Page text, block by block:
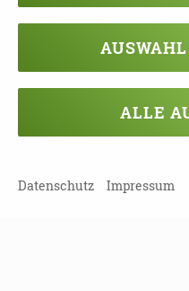
ZURÜCK ZUR
Kein Problem -
beim
ALLE
Datenschutz Impressum